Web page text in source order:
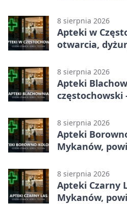
8 sierpnia 2026
Apteki w
otwarcia,
8 sierpnia 2026
Apteki
częstochowski
8 sierpnia 2026
Apteki
Mykanów,
8 sierpnia 2026
Apteki Czarny
Mykanów,